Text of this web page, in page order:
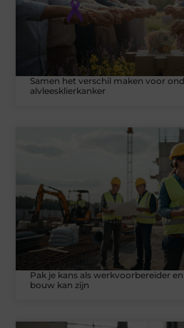
Samen het verschil maken voor
alvleesklierkanker
Pak je kans als werkvoorbereider
bouw kan zijn